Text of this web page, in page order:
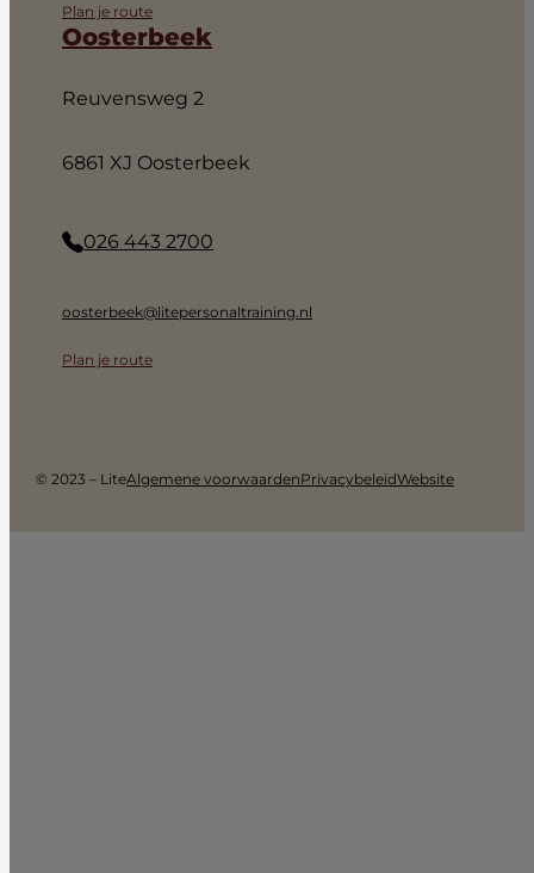
Plan je route
Oosterbeek
Reuvensweg 2
6861 XJ Oosterbeek
026 443 2700
oosterbeek@litepersonaltraining.nl
Plan je route
© 2023 – LiteAlgemene voorwaardenPrivacybeleidWebsite